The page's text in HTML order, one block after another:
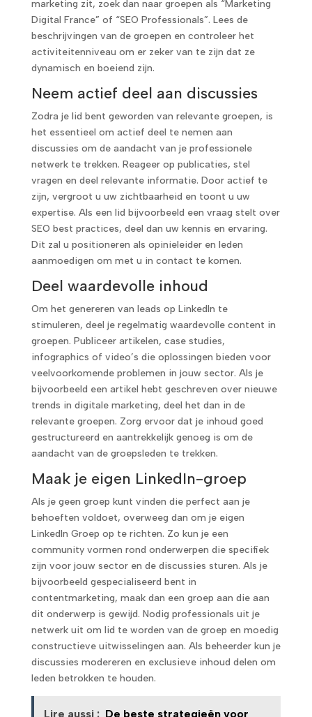
marketing zit, zoek dan naar groepen als “Marketing
Digital France” of “SEO Professionals”. Lees de
beschrijvingen van de groepen en controleer het
activiteitenniveau om er zeker van te zijn dat ze
dynamisch en boeiend zijn.
Neem actief deel aan discussies
Zodra je lid bent geworden van relevante groepen, is
het essentieel om actief deel te nemen aan
discussies om de aandacht van je professionele
netwerk te trekken. Reageer op publicaties, stel
vragen en deel relevante informatie. Door actief te
zijn, vergroot u uw zichtbaarheid en toont u uw
expertise. Als een lid bijvoorbeeld een vraag stelt over
SEO best practices, deel dan uw kennis en ervaring.
Dit zal u positioneren als opinieleider en leden
aanmoedigen om met u in contact te komen.
Deel waardevolle inhoud
Om het genereren van leads op LinkedIn te
stimuleren, deel je regelmatig waardevolle content in
groepen. Publiceer artikelen, case studies,
infographics of video’s die oplossingen bieden voor
veelvoorkomende problemen in jouw sector. Als je
bijvoorbeeld een artikel hebt geschreven over nieuwe
trends in digitale marketing, deel het dan in de
relevante groepen. Zorg ervoor dat je inhoud goed
gestructureerd en aantrekkelijk genoeg is om de
aandacht van de groepsleden te trekken.
Maak je eigen LinkedIn-groep
Als je geen groep kunt vinden die perfect aan je
behoeften voldoet, overweeg dan om je eigen
LinkedIn Groep op te richten. Zo kun je een
community vormen rond onderwerpen die specifiek
zijn voor jouw sector en de discussies sturen. Als je
bijvoorbeeld gespecialiseerd bent in
contentmarketing, maak dan een groep aan die aan
dit onderwerp is gewijd. Nodig professionals uit je
netwerk uit om lid te worden van de groep en moedig
constructieve uitwisselingen aan. Als beheerder kun je
discussies modereren en exclusieve inhoud delen om
leden betrokken te houden.
Lire aussi : De beste strategieën voor